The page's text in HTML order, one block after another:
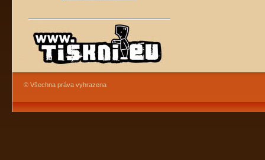
© Všechna práva vyhrazena